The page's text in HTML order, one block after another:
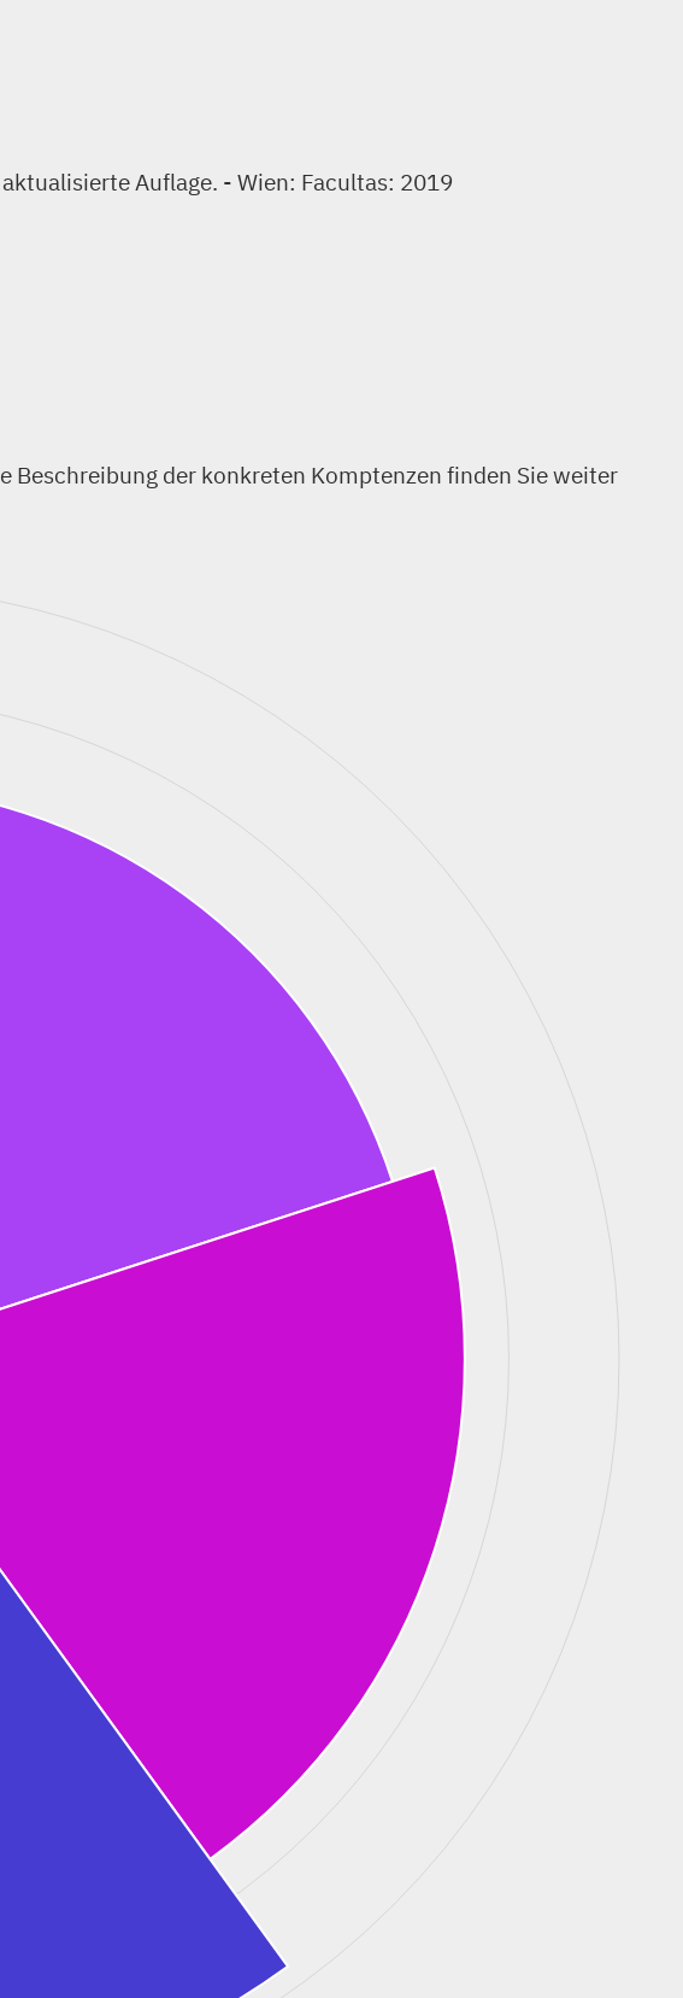
Auflage. - Wien: Facultas: 2019
Beschreibung der konkreten Komptenzen finden Sie weiter